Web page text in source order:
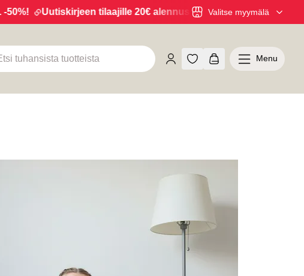
Uutiskirjeen tilaajille 20€ alennus yli 100€ ostoksista! Tilaa
Valitse myymälä
Menu